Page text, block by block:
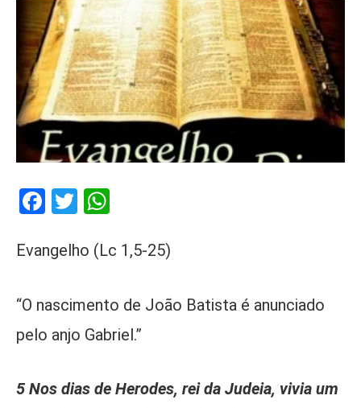
Facebook
Twitter
Evangelho (Lc 1,5-25)
“O nascimento de João Batista é anunciado
pelo anjo Gabriel.”
5 Nos dias de Herodes, rei da Judeia, vivia um